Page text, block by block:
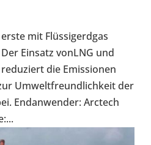
mit Flüs­sig­erd­gas
Einsatz vonLNG und
die Emis­sio­nen
Umwelt­freund­lich­keit der
End­an­wen­der: Arctech